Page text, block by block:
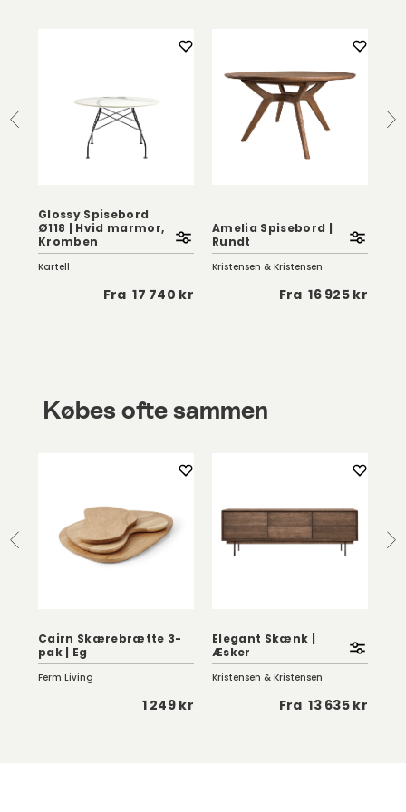
Glossy Spisebord
Ø118 | Hvid marmor,
Kromben
Kartell
Fra 17 740 kr
Amelia Spisebord |
Rundt
Kristensen & Kristensen
Fra 16 925 kr
Købes ofte sammen
Cairn Skærebrætte 3-
pak | Eg
Ferm Living
1 249 kr
Elegant Skænk |
Æsker
Kristensen & Kristensen
Fra 13 635 kr